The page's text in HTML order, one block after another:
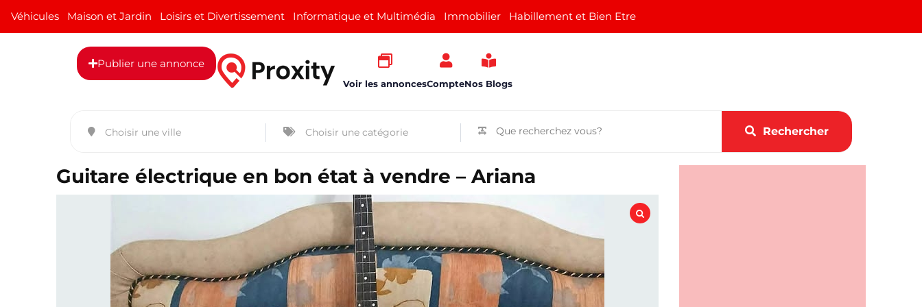
Véhicules Maison et Jardin Loisirs et Divertissement Informatique et Multimédia Immobilier Habillement et Bien Etre
Publier une annonce
Voir les annoncesCompteNos Blogs
Rechercher
Guitare électrique en bon état à vendre – Ariana